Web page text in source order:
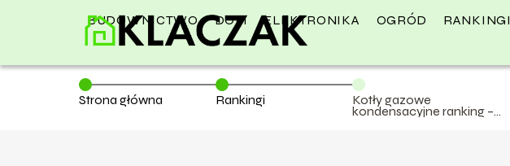
BUDOWNICTWO DOM ELEKTRONIKA OGRÓD RANKINGI
Strona główna Rankingi Kotły gazowe
kondensacyjne ranking –
które modele wybrać?